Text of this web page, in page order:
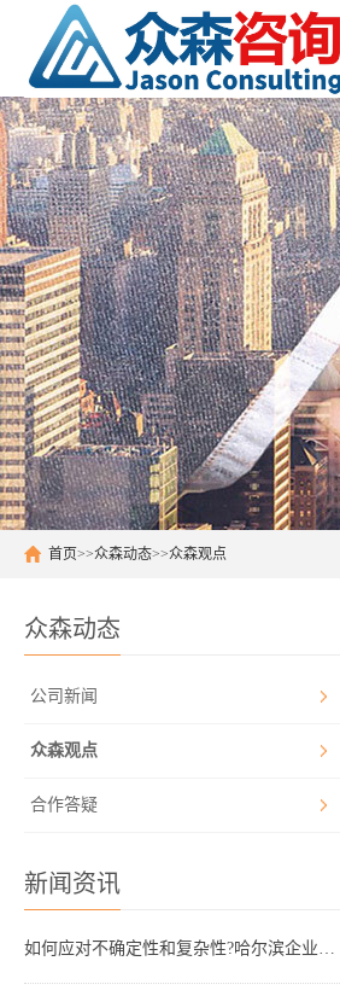
首页>>众森动态>>众森观点
众森动态
公司新闻
众森观点
合作答疑
新闻资讯
如何应对不确定性和复杂性?哈尔滨企业管理咨询顾问这样看!